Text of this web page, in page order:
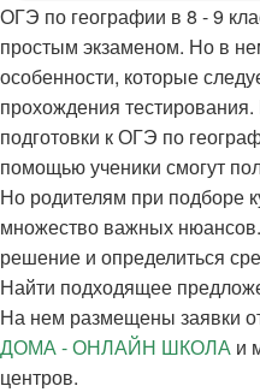
ОГЭ по географии в 8 - 9
простым экзаменом. Но в
особенности, которые
прохождения
подготовки к ОГЭ по
помощью ученики смогут
Но родителям при подборе
множество важных
решение и определиться
Найти подходящее
На нем размещены заявки
ДОМА - ОНЛАЙН ШКОЛА и
центров.